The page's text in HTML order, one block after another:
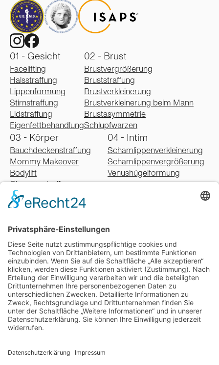
01 - Gesicht
Facelifting
Halsstraffung
Lippenformung
Stirnstraffung
Lidstraffung
Eigenfettbehandlung
02 - Brust
Brustvergrößerung
Bruststraffung
Brustverkleinerung
Brustverkleinerung beim Mann
Brustasymmetrie
Schlupfwarzen
03 - Körper
Bauchdeckenstraffung
Mommy Makeover
Bodylift
Oberarmstraffung
Oberschenkelstraffung
Gesäßstraffung
Lipödem
Schweißdrüsenbehandlung
Narbenbehandlung
04 - Intim
Schamlippenverkleinerung
Schamlippenvergrößerung
Venushügelformung
05 - Falten
Faltenbehandlung mit Botox
Faltenbehandlung mit Filler
Faltenbehandlung mit Eigenfett
Laserbehandlungen
PRP